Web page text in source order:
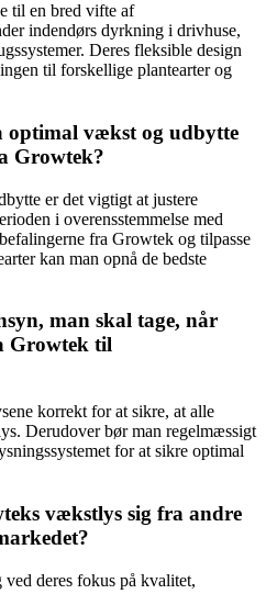
til en bred vifte af
indendørs dyrkning i drivhuse,
Deres fleksible design
til forskellige plantearter og
optimal vækst og udbytte
Growtek?
er det vigtigt at justere
i overensstemmelse med
fra Growtek og tilpasse
kan man opnå de bedste
man skal tage, når
Growtek til
korrekt for at sikre, at alle
Derudover bør man regelmæssigt
for at sikre optimal
vækstlys sig fra andre
deres fokus på kvalitet,